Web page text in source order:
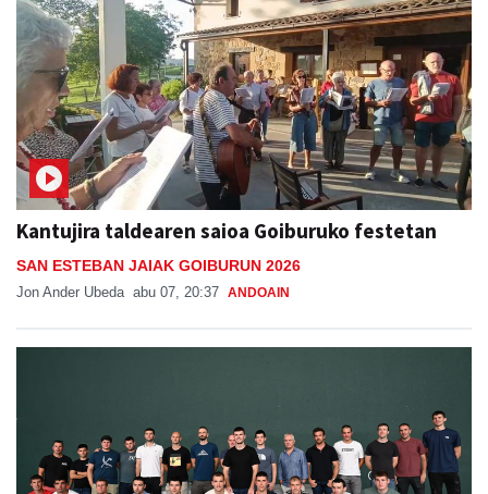
Kantujira taldearen saioa Goiburuko festetan
SAN ESTEBAN JAIAK GOIBURUN 2026
Jon Ander Ubeda abu 07, 20:37 ANDOAIN